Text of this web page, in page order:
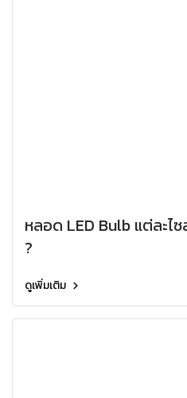
หลอด LED Bulb แต่ละไ
?
ดูเพิ่มเติม